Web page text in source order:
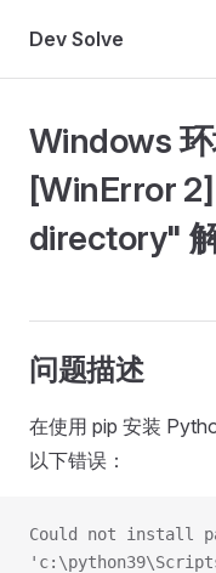
Skip to content
Dev Solve
Windows
[WinError
directory"
问题描述
在使用 pip 安装
以下错误：
Could not install